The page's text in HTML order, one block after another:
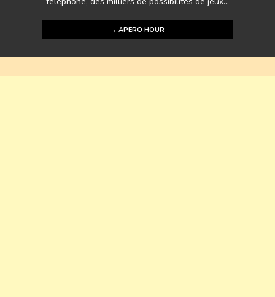
→ APERO HOUR